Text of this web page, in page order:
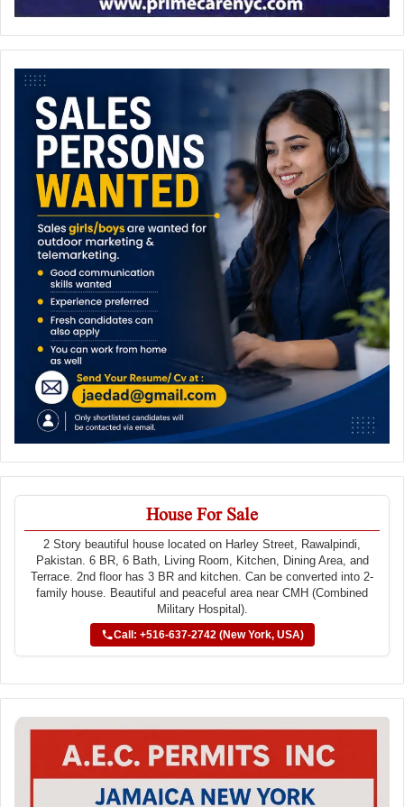
House For Sale
2 Story beautiful house located on Harley Street, Rawalpindi,
Pakistan. 6 BR, 6 Bath, Living Room, Kitchen, Dining Area, and
Terrace. 2nd floor has 3 BR and kitchen. Can be converted into 2-
family house. Beautiful and peaceful area near CMH (Combined
Military Hospital).
Call: +516-637-2742 (New York, USA)